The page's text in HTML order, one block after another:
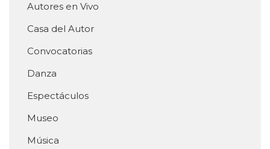
Autores en Vivo
Casa del Autor
Convocatorias
Danza
Espectáculos
Museo
Música